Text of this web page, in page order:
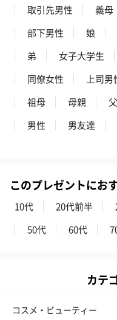
取引先男性 義母
部下男性
娘
弟
女子大学生
同僚女性
上司男
祖母
母親
男性
男友達
このプレゼントにお
10代 20代前半
50代
60代
カテ
コスメ・ビューティー